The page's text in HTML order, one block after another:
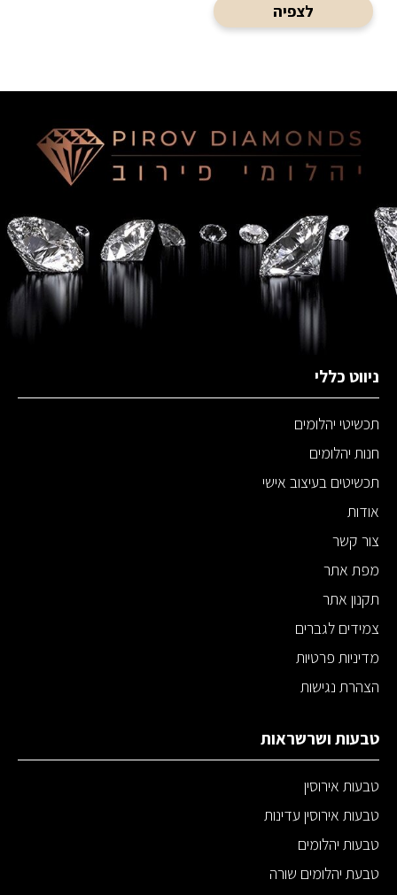
לצפיה
ניווט כללי
תכשיטי יהלומים
חנות יהלומים
תכשיטים בעיצוב אישי
אודות
צור קשר
מפת אתר
תקנון אתר
צמידים לגברים
מדיניות פרטיות
הצהרת נגישות
טבעות ושרשראות
טבעות אירוסין
טבעות אירוסין עדינות
טבעות יהלומים
טבעת יהלומים שורה